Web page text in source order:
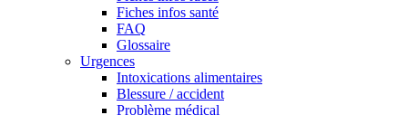
Fiches infos santé
FAQ
Glossaire
Urgences
Intoxications alimentaires
Blessure / accident
Problème médical